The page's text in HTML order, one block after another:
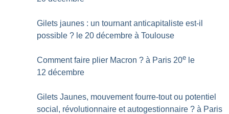
Gilets jaunes : un tournant anticapitaliste est-il
possible ? le 20 décembre à Toulouse
Comment faire plier Macron ? à Paris 20e le
12 décembre
Gilets Jaunes, mouvement fourre-tout ou potentiel
social, révolutionnaire et autogestionnaire ? à Paris